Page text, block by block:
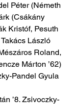
Péter (Németh
(Csákány
Kristóf, Pesuth
László
Roland,
Márton ’62)
Pandel Gyula
’8. Zsivoczky-